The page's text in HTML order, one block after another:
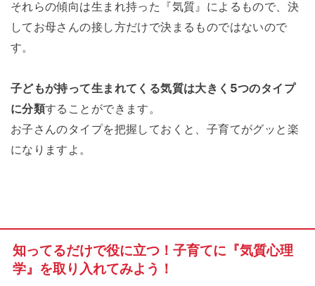
それらの傾向は生まれ持った『気質』によるもので、決
してお母さんの接し方だけで決まるものではないので
す。
子どもが持って生まれてくる気質は大きく5つのタイプ
に分類することができます。
お子さんのタイプを把握しておくと、子育てがグッと楽
になりますよ。
知ってるだけで役に立つ！子育てに『気質心理
学』を取り入れてみよう！